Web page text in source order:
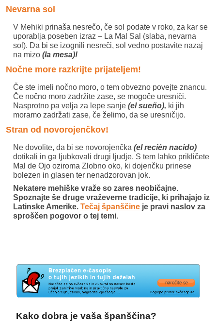
Nevarna sol
V Mehiki prinaša nesrečo, če sol podate v roko, za kar se
uporablja poseben izraz – La Mal Sal (slaba, nevarna
sol). Da bi se izognili nesreči, sol vedno postavite nazaj
na mizo (la mesa)!
Nočne more razkrijte prijateljem!
Če ste imeli nočno moro, o tem obvezno povejte znancu.
Če nočno moro zadržite zase, se mogoče uresniči.
Nasprotno pa velja za lepe sanje (el sueño), ki jih
moramo zadržati zase, če želimo, da se uresničijo.
Stran od novorojenčkov!
Ne dovolite, da bi se novorojenčka (el recién nacido)
dotikali in ga ljubkovali drugi ljudje. S tem lahko prikličete
Mal de Ojo oziroma Zlobno oko, ki dojenčku prinese
bolezen in glasen ter nenadzorovan jok.
Nekatere mehiške vraže so zares neobičajne.
Spoznajte še druge vraževerne tradicije, ki prihajajo iz
Latinske Amerike. Tečaj španščine je pravi naslov za
sproščen pogovor o tej temi.
Kako dobra je vaša španščina?